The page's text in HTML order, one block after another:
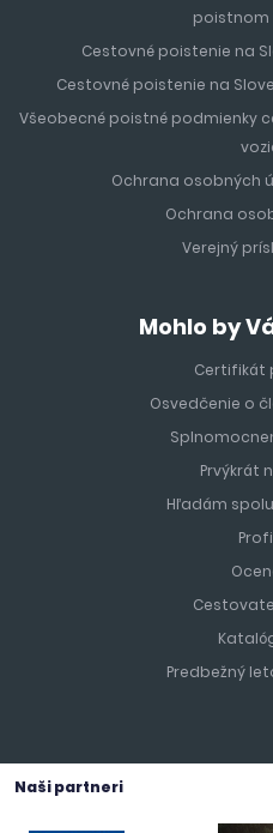
poistnom
Cestovné poistenie na
Cestovné poistenie na
Všeobecné poistné podmienky
Ochrana osobných
Ochrana
Verejný
Mohlo by
Certifikát
Osvedčenie o
Prvýkrát
Hľadám
Predbežný
Naši partneri